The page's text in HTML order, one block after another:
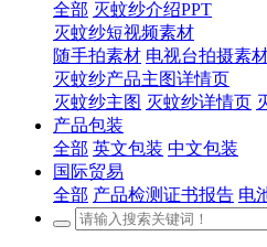
全部 灭蚊纱介绍PPT
灭蚊纱短视频素材
随手拍素材 电视台拍摄素
灭蚊纱产品主图详情页
灭蚊纱主图 灭蚊纱详情页
产品包装
全部 英文包装 中文包装
国际贸易
全部 产品检测证书报告 电